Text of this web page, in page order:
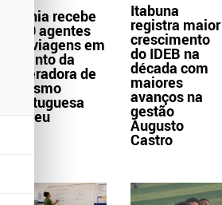
Bahia recebe
300 agentes
de viagens em
evento da
operadora de
turismo
portuguesa
Abreu
Itabuna
registra maior
crescimento
do IDEB na
década com
maiores
avanços na
gestão
Augusto
Castro